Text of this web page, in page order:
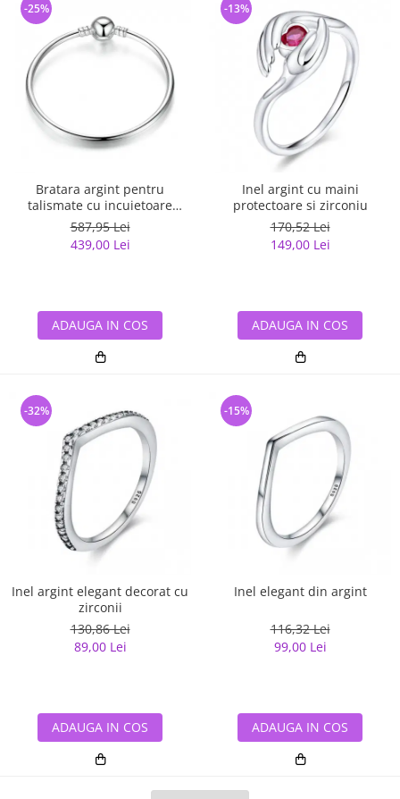
Bratara argint pentru
talismate cu incuietoare
sferica
587,95 Lei
439,00 Lei
-25%
ADAUGA IN COS
Inel argint cu maini
protectoare si zirconiu
170,52 Lei
149,00 Lei
-13%
ADAUGA IN COS
Inel argint elegant decorat cu
zirconii
130,86 Lei
89,00 Lei
-32%
ADAUGA IN COS
Inel elegant din argint
116,32 Lei
99,00 Lei
-15%
ADAUGA IN COS